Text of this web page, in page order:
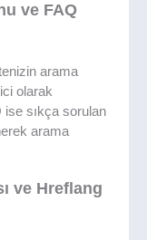
ve FAQ
arama
olarak
sıkça sorulan
arama
ve Hreflang